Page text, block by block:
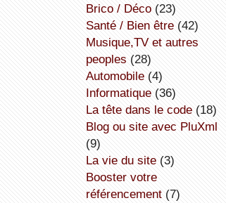
Brico / Déco(23)
Santé / Bien être(42)
Musique,TV et autres
peoples (28)
Automobile(4)
informatique(36)
la tête dans le code(18)
Blog ou site avec PluXml
(9)
la vie du site(3)
booster votre
référencement(7)